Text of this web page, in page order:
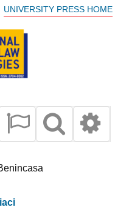
UNIVERSITY PRESS HOME